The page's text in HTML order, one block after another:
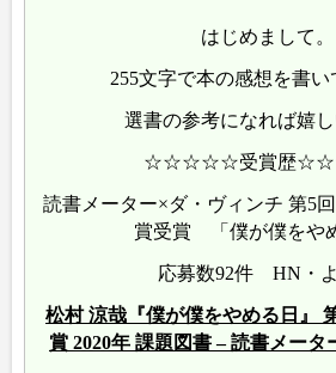
はじめまして。
255文字で本の感想を書い
選書の参考になれば嬉し
☆☆☆☆☆受賞歴
読書メーター×ダ・ヴィンチ 第5
賞受賞 「僕が僕をや
応募数92件 HN・
松村 涼哉『僕が僕をやめる日』
賞 2020年 課題図書 – 読書メータ